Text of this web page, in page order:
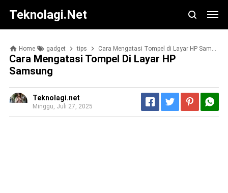
Teknolagi.net
Home gadget tips Cara Mengatasi Tompel di Layar HP Samsung
Cara Mengatasi Tompel Di Layar HP
Samsung
Teknolagi.net
Minggu, Juli 27, 2025